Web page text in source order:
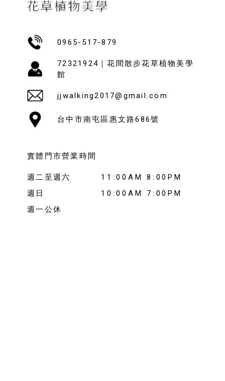
0965-517-879
72321924｜花間散步花草植物美學
館
jjwalking2017@gmail.com
台中市南屯區惠文路686號
實體門市營業時間
週二至週六
11:00AM 8:00PM
週日
10:00AM 7:00PM
週一公休